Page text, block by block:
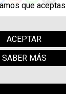
618
que
ACEPTAR
SABER MÁS